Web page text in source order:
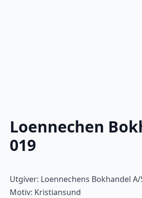
Loennechen
019
Utgiver: Loennechens Bokhandel A/
Motiv: Kristiansund